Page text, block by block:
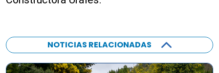
NOTICIAS RELACIONADAS